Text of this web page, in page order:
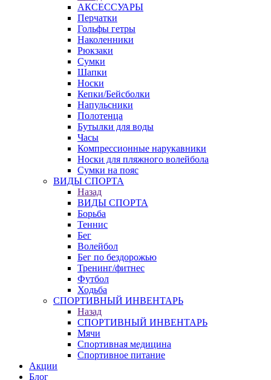
АКСЕССУАРЫ
Перчатки
Гольфы гетры
Наколенники
Рюкзаки
Сумки
Шапки
Носки
Кепки/Бейсболки
Напульсники
Полотенца
Бутылки для воды
Часы
Компрессионные нарукавники
Носки для пляжного волейбола
Сумки на пояс
ВИДЫ СПОРТА
Назад
ВИДЫ СПОРТА
Борьба
Теннис
Бег
Волейбол
Бег по бездорожью
Тренинг/фитнес
Футбол
Ходьба
СПОРТИВНЫЙ ИНВЕНТАРЬ
Назад
СПОРТИВНЫЙ ИНВЕНТАРЬ
Мячи
Спортивная медицина
Спортивное питание
Акции
Блог